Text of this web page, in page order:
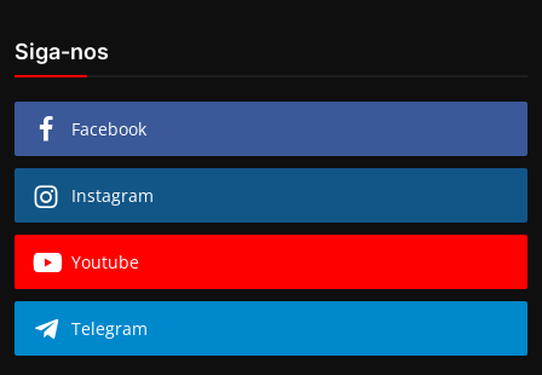
Siga-nos
Facebook
Instagram
Youtube
Telegram